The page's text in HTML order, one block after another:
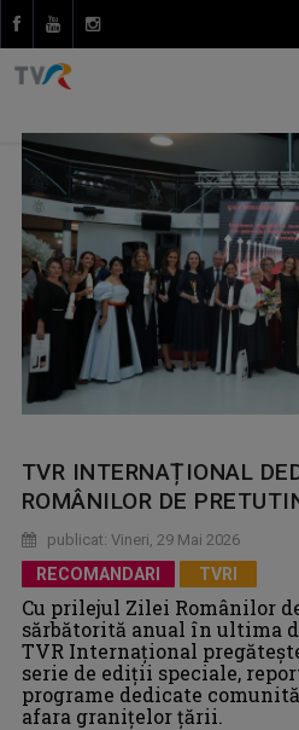
TVR INTERNAȚIONAL
ROMÂNILOR DE
publicat: Vineri, 29 Mai 2026
RECOMANDARI TVRI
Cu prilejul Zilei Românilor
sărbătorită anual în ultima
TVR Internațional
serie de ediții speciale,
programe dedicate
afara granițelor țării.